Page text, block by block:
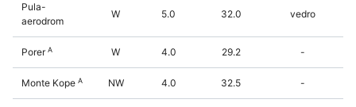
Pula-
aerodrom
W 5.0 32.0 vedro
PorerA W 4.0 29.2 -
Monte Kope A NW 4.0 32.5 -